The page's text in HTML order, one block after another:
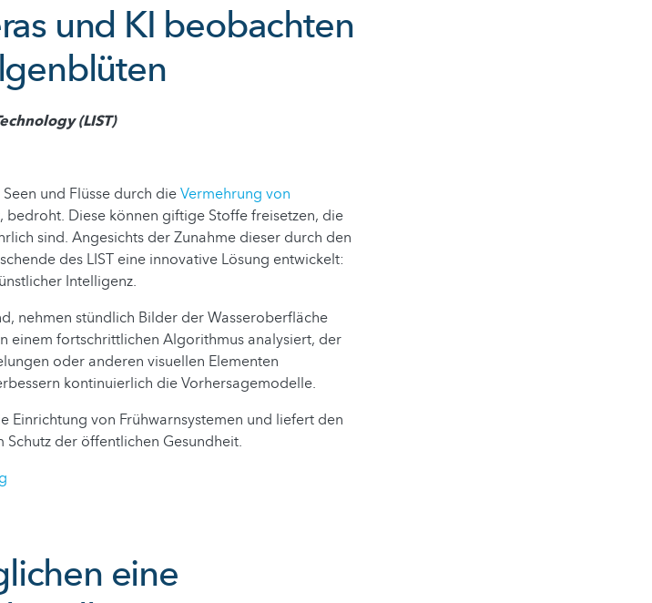
und KI beobachten
(LIST)
und Flüsse durch dieVermehrung von
bedroht. Diese können giftige Stoffe freisetzen, die
sind. Angesichts der Zunahme dieser durch den
des LIST eine innovative Lösung entwickelt:
Intelligenz.
nehmen stündlich Bilder der Wasseroberfläche
einem fortschrittlichen Algorithmus analysiert, der
oder anderen visuellen Elementen
kontinuierlich die Vorhersagemodelle.
Einrichtung von Frühwarnsystemen und liefert den
der öffentlichen Gesundheit.
eine